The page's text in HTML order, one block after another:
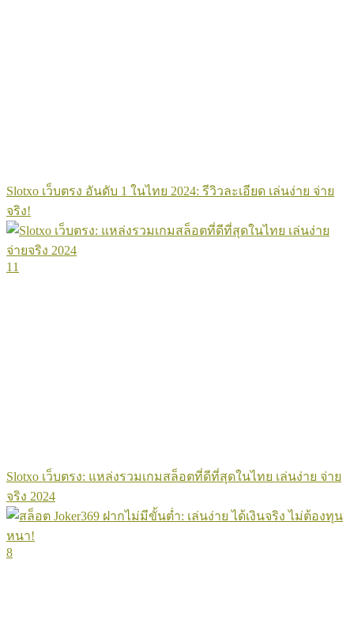
Slotxo เว็บตรง อันดับ 1 ในไทย 2024: รีวิวละเอียด เล่นง่าย จ่าย
จริง!
11
Slotxo เว็บตรง: แหล่งรวมเกมสล็อตที่ดีที่สุดในไทย เล่นง่าย จ่าย
จริง 2024
8